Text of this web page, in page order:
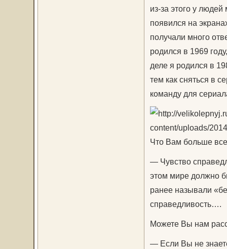
из-за этого у
появился на
получали много
родился в 1969
деле я родился в
тем как сняться в
команду для
Что Вам больше
— Чувство
этом мире должно
ранее называли
справедливость….
Можете Вы нам
— Если Вы не